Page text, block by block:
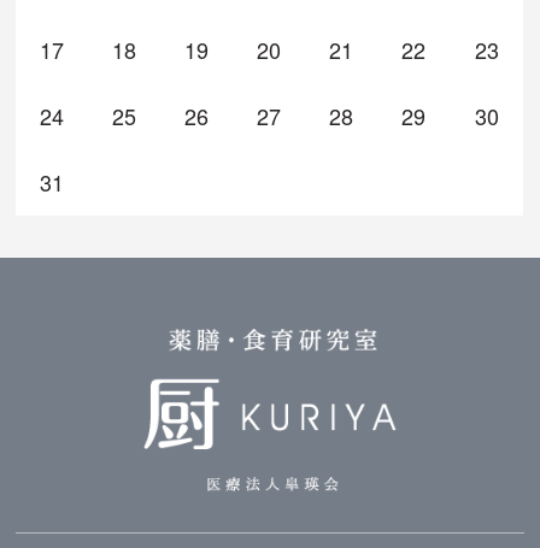
17 18 19 20 21 22 23
24 25 26 27 28 29 30
31